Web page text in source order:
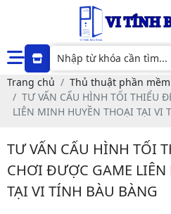
Trang chủ
Thủ thuật phần mềm
TƯ VẤN CẤU HÌNH TỐI THIỂU
LIÊN MINH HUYỀN THOẠI TẠI VI
TƯ VẤN CẤU HÌNH TỐI
CHƠI ĐƯỢC GAME
TẠI VI TÍNH BÀU BÀNG